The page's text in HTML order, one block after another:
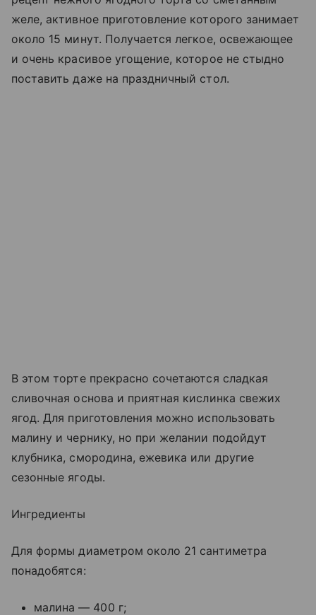
желе, активное приготовление которого занимает
около 15 минут. Получается легкое, освежающее
и очень красивое угощение, которое не стыдно
поставить даже на праздничный стол.
В этом торте прекрасно сочетаются сладкая
сливочная основа и приятная кислинка свежих
ягод. Для приготовления можно использовать
малину и чернику, но при желании подойдут
клубника, смородина, ежевика или другие
сезонные ягоды.
Ингредиенты
Для формы диаметром около 21 сантиметра
понадобятся:
малина — 400 г;